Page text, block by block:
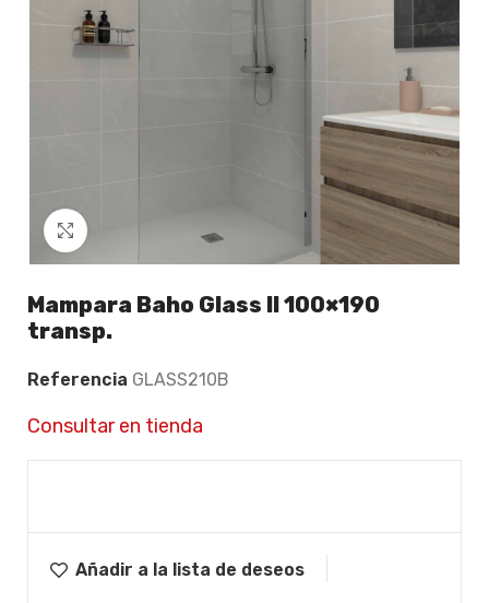
Mampara Baho Glass II 100×190
transp.
Referencia GLASS210B
Consultar en tienda
Añadir a la lista de deseos